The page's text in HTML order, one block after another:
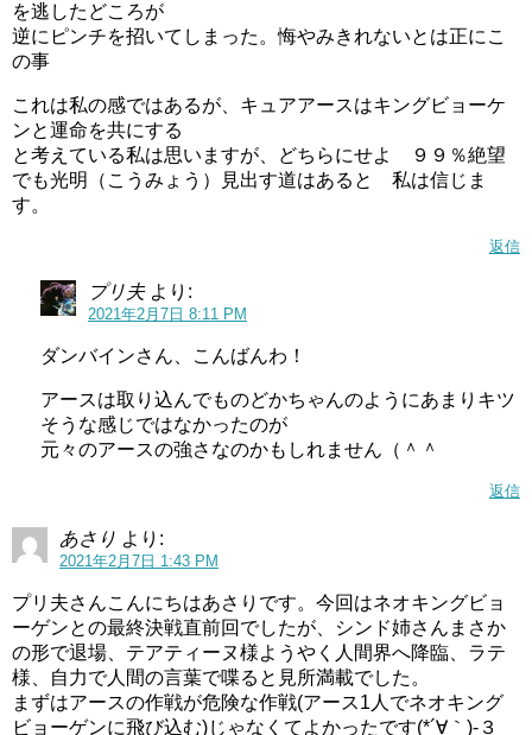
を逃したどころが
逆にピンチを招いてしまった。悔やみきれないとは正にこ
の事
これは私の感ではあるが、キュアアースはキングビョーケ
ンと運命を共にする
と考えている私は思いますが、どちらにせよ ９９％絶望
でも光明（こうみょう）見出す道はあると 私は信じま
す。
返信
プリ夫 より:
2021年2月7日 8:11 PM
ダンバインさん、こんばんわ！
アースは取り込んでものどかちゃんのようにあまりキツ
そうな感じではなかったのが
元々のアースの強さなのかもしれません（＾＾
返信
あさり より:
2021年2月7日 1:43 PM
プリ夫さんこんにちはあさりです。今回はネオキングビョ
ーゲンとの最終決戦直前回でしたが、シンド姉さんまさか
の形で退場、テアティーヌ様ようやく人間界へ降臨、ラテ
様、自力で人間の言葉で喋ると見所満載でした。
まずはアースの作戦が危険な作戦(アース1人でネオキング
ビョーゲンに飛び込む)じゃなくてよかったです(*´∀｀)-３